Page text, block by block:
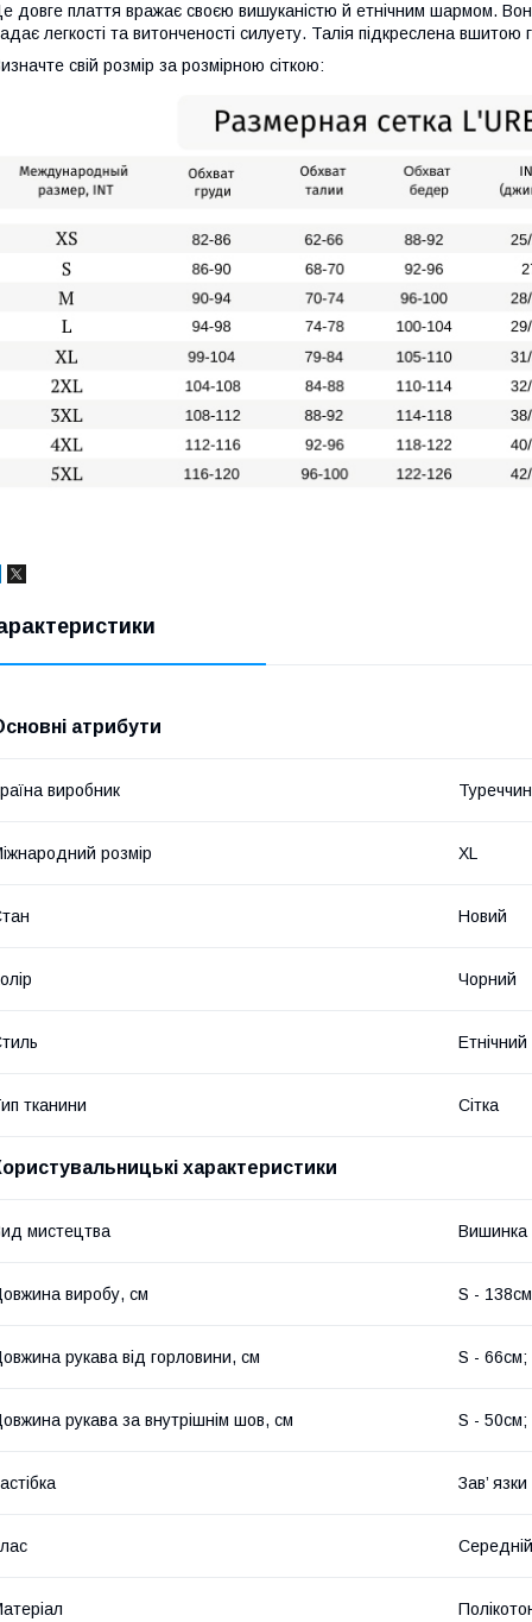
довге плаття вражає своєю вишуканістю й етнічним шармом.
легкості та витонченості силуету. Талія підкреслена
свій розмір за розмірною сіткою:
атрибути
виробник
розмір XL
Новий
Чорний
Етнічний
тканини Сітка
характеристики
мистецтва Вишинка
виробу, см S -
рукава від горловини, см S - 66см;
рукава за внутрішнім шов, см S - 50см;
Зав’ язки